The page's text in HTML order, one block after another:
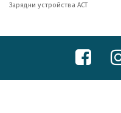
Зарядни устройства ACT